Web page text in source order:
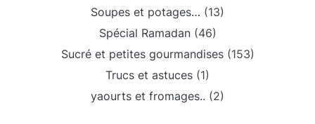
Soupes et potages… (13)
Spécial Ramadan(46)
Sucré et petites gourmandises(153)
Trucs et astuces (1)
yaourts et fromages.. (2)